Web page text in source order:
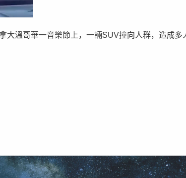
大溫哥華一音樂節上，一輛SUV撞向人群，造成多